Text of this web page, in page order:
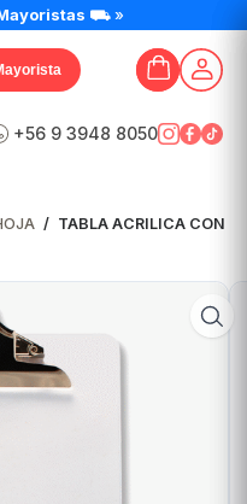
⛟ »
+56 9 3948 8050
/ TABLA ACRILICA CON